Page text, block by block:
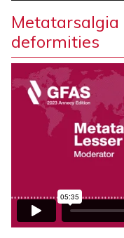
Metatarsalgia
deformities